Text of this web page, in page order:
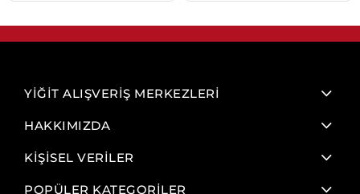
YİĞİT ALIŞVERİŞ MERKEZLERİ
HAKKIMIZDA
KİŞİSEL VERİLER
POPÜLER KATEGORİLER